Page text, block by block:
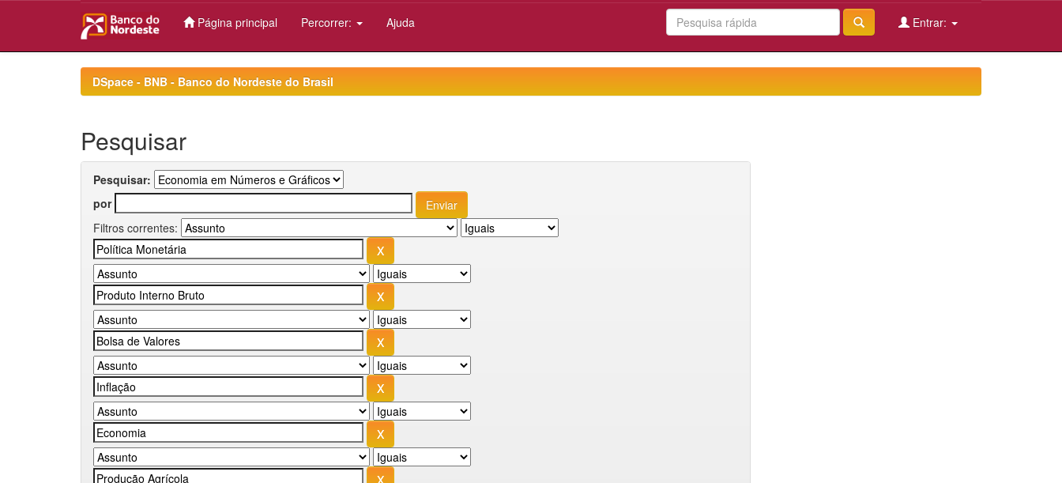
Página principal Percorrer: Ajuda Entrar:
DSpace - BNB - Banco do Nordeste do Brasil
Pesquisar
Pesquisar:
por
Filtros correntes: